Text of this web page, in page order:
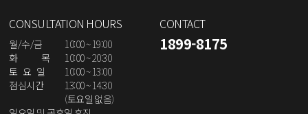
CONSULTATION HOURS
월/수/금
10:00 ~ 19:00
화 목
10:00 ~ 20:30
토 요 일
10:00 ~ 13:00
점심시간
13:00 ~ 14:30
(토요일 없음)
CONTACT
1899-8175